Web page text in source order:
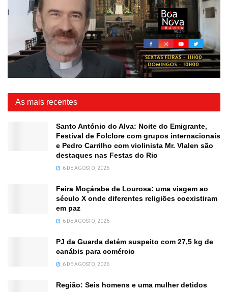
As mais recentes
Santo António do Alva: Noite do Emigrante,
Festival de Folclore com grupos internacionais
e Pedro Carrilho com violinista Mr. Vlalen são
destaques nas Festas do Rio
6 DE AGOSTO, 2026
Feira Moçárabe de Lourosa: uma viagem ao
século X onde diferentes religiões coexistiram
em paz
6 DE AGOSTO, 2026
PJ da Guarda detém suspeito com 27,5 kg de
canábis para comércio
6 DE AGOSTO, 2026
Região: Seis homens e uma mulher detidos